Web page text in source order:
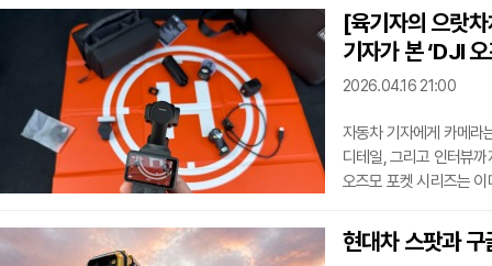
디렉터를 임명했다고
입사해 엔진 설계 업무
파워트레인과 신차 개발
차량 총괄 엔지니어
[육기자의 으랏
기자가 본 ‘DJI
2026.04.16 21:00
자동차 기자에게 카메라
디테일, 그리고 인터뷰
오즈모 포켓 시리즈는
장점을 그대로 두면서도
신제품이다. 자동차 기
현대차 스팟과